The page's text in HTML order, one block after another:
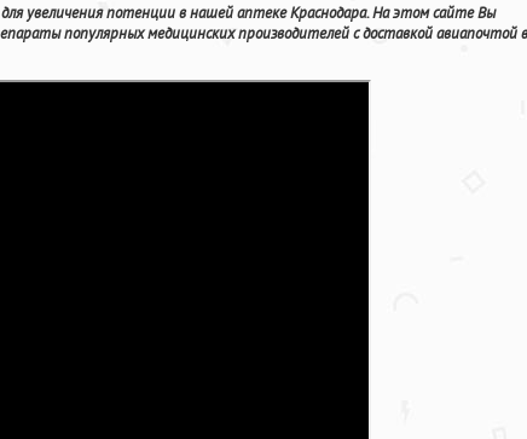
увеличения потенции в нашей аптеке Краснодара. На этом сайте Вы
популярных медицинских производителей с доставкой авиапочтой в